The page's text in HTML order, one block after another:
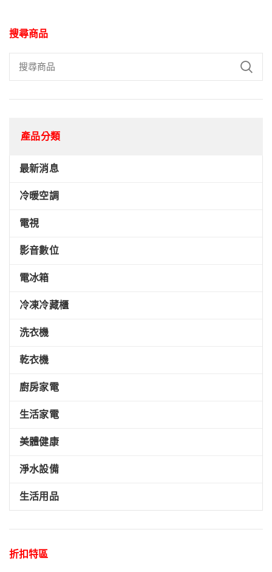
搜尋商品
產品分類
最新消息
冷暖空調
電視
影音數位
電冰箱
冷凍冷藏櫃
洗衣機
乾衣機
廚房家電
生活家電
美體健康
淨水設備
生活用品
折扣特區